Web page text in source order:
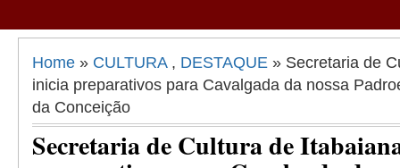
Home » CULTURA, DESTAQUE » Secretaria de
inicia preparativos para Cavalgada da nossa
da Conceição
Secretaria de Cultura de